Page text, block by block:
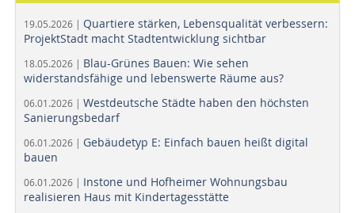
19.05.2026 | Quartiere stärken, Lebensqualität verbessern:
ProjektStadt macht Stadtentwicklung sichtbar
18.05.2026 | Blau-Grünes Bauen: Wie sehen
widerstandsfähige und lebenswerte Räume aus?
06.01.2026 | Westdeutsche Städte haben den höchsten
Sanierungsbedarf
06.01.2026 | Gebäudetyp E: Einfach bauen heißt digital
bauen
06.01.2026 | Instone und Hofheimer Wohnungsbau
realisieren Haus mit Kindertagesstätte